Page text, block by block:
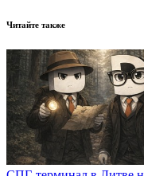
Читайте также